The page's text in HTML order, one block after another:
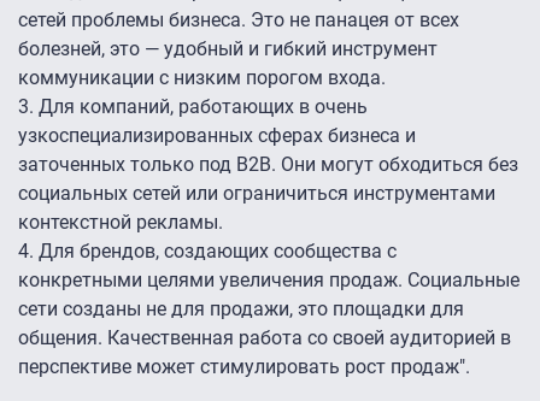
сетей проблемы бизнеса. Это не панацея от всех
болезней, это — удобный и гибкий инструмент
коммуникации с низким порогом входа.
3. Для компаний, работающих в очень
узкоспециализированных сферах бизнеса и
заточенных только под B2B. Они могут обходиться без
социальных сетей или ограничиться инструментами
контекстной рекламы.
4. Для брендов, создающих сообщества с
конкретными целями увеличения продаж. Социальные
сети созданы не для продажи, это площадки для
общения. Качественная работа со своей аудиторией в
перспективе может стимулировать рост продаж".